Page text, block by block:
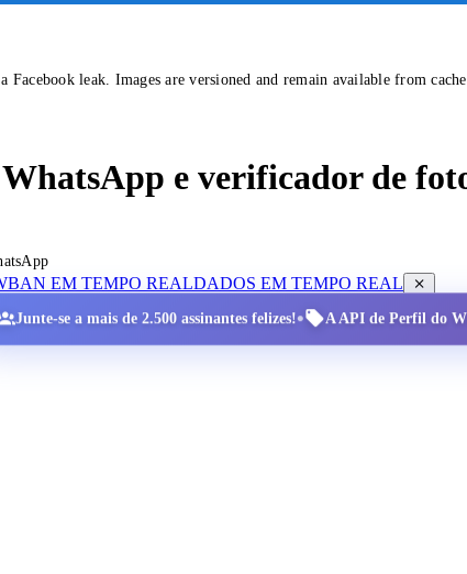
leak. Images are versioned and remain available from
e verificador de
EM TEMPO REALDADOS EM TEMPO REAL
Junte-se a mais de 2.500 assinantes felizes!• A API de Perfil do